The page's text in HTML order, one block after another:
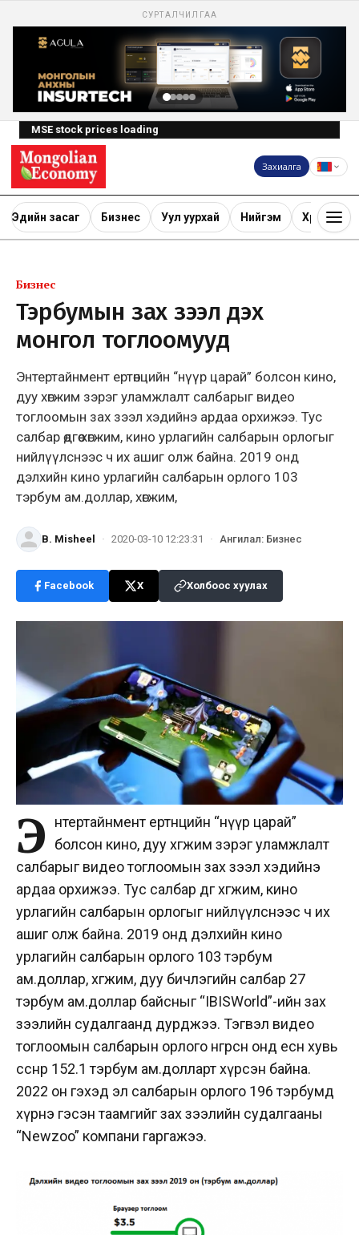
СУРТАЛЧИЛГАА
MSE stock prices loading
Захиалга
Эдийн засаг Бизнес Уул уурхай Нийгэм Хөрөнгө
Бизнес
Тэрбумын зах зээл дэх
монгол тоглоомууд
Энтертайнмент ертөнцийн “нүүр царай” болсон кино,
дуу хөгжим зэрэг уламжлалт салбарыг видео
тоглоомын зах зээл хэдийнэ ардаа орхижээ. Тус
салбар өдгөө хөгжим, кино урлагийн салбарын орлогыг
нийлүүлснээс ч их ашиг олж байна. 2019 онд
дэлхийн кино урлагийн салбарын орлого 103
тэрбум ам.доллар, хөгжим,
B. Misheel · 2020-03-10 12:23:31 · Ангилал: Бизнес
Facebook X Холбоос хуулах
Э
нтертайнмент ертөнцийн “нүүр царай”
болсон кино, дуу хөгжим зэрэг уламжлалт
салбарыг видео тоглоомын зах зээл хэдийнэ
ардаа орхижээ. Тус салбар өдгөө хөгжим, кино
урлагийн салбарын орлогыг нийлүүлснээс ч их
ашиг олж байна. 2019 онд дэлхийн кино
урлагийн салбарын орлого 103 тэрбум
ам.доллар, хөгжим, дуу бичлэгийн салбар 27
тэрбум ам.доллар байсныг “IBISWorld”-ийн зах
зээлийн судалгаанд дурджээ. Тэгвэл видео
тоглоомын салбарын орлого өнгөрсөн онд есөн хувь
өссөнөөр 152.1 тэрбум ам.долларт хүрсэн байна.
2022 он гэхэд эл салбарын орлого 196 тэрбумд
хүрнэ гэсэн таамгийг зах зээлийн судалгааны
“Newzoo” компани гаргажээ.